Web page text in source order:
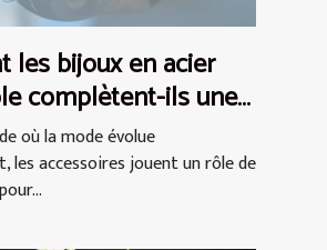
les bijoux en acier
complètent-ils une
où la mode évolue
les accessoires jouent un rôle de